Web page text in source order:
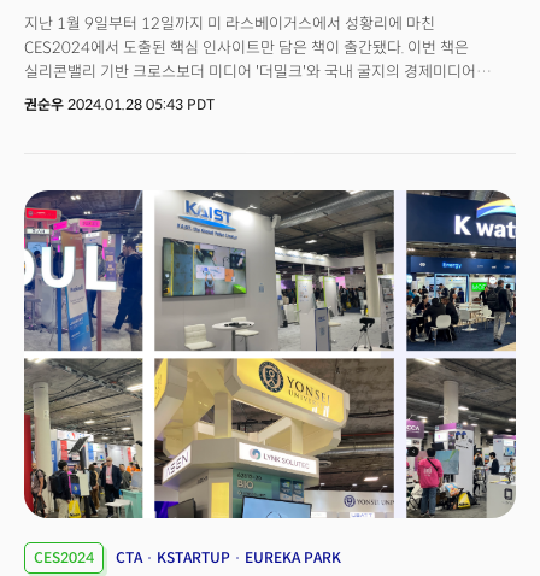
over the selection criteria of those held by other media outlets, such
as CNET and The Verge. “The new awards signal a shift from
traditional exhibitions mainly featuring TVs and home appliances to
a convergence technology expo,” he said.He also said that South
Korean positions itself as an important player in the global
Valley tech media outlet UberGismo, which will also make the
announcements and provide coverage of the winning firms and their
products. Here are the winners and their products in each category.
지난 1월 9일부터 12일까지 미 라스베이거스에서 성황리에 마친
CES2024에서 도출된 핵심 인사이트만 담은 책이 출간됐다. 이번 책은
실리콘밸리 기반 크로스보더 미디어 '더밀크'와 국내 굴지의 경제미디어
그룹인 한국경제가 함께 펴낸 것이어서 주목된다. 더밀크와 한국경제는
일목요연한 편집을 인정받아 매년 1만 권 이상의 판매고를 올리고 있다.
올해는 '더밀크’와 협업, 전문성과 현장감을 한층 높인 것이 특징이다. 이번
책은 손재권 더밀크 대표가 이끄는 현장 취재팀과 리서치팀 그리고 주영섭
서울대 특임교수(전 중기청장), 정구민 국민대 교수, 최형욱 퓨처디자이너스
대표 등 15명이 집필에 참여했다. 손 대표는 올해 CES 현장에서 가수
지드래곤은 물론 우리 정부 관계자 등 VIP들의 현장 가이드 역할을 맡은 바
있다. 또 표지는 생성AI 툴(미드저니)을 통해 만들었다. 3종의 표지를
만들었으며 판매량에 따라 새로운 표지를 순차적으로 적용해 출간할
예정이다.
권순우 2024.01.28 05:43 PDT
CES2024 CTA KSTARTUP EUREKA PARK